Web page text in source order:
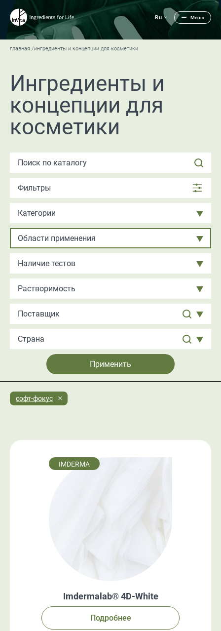
Меню
Ru
главная ингредиенты и концепции для косметики
Ингредиенты и
концепции для
косметики
Фильтры
Категории
Области применения
Наличие тестов
Растворимость
софт-фокус
IMDERMA
Imdermalab® 4D-White
Подробнее